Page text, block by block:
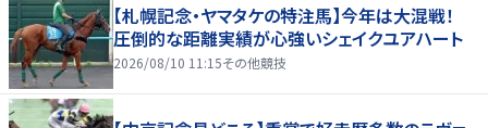
【札幌記念・ヤマタケの特注馬】今年は大混戦！
圧倒的な距離実績が心強いシェイクユアハート
2026/08/10 11:15その他競技